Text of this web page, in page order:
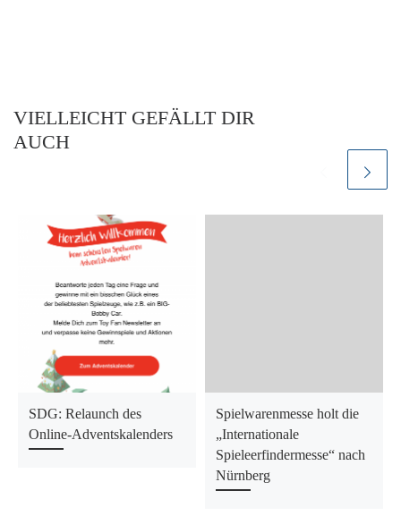
VIELLEICHT GEFÄLLT DIR
AUCH
SDG: Relaunch des
Online-Adventskalenders
Spielwarenmesse holt die
„Internationale
Spieleerfindermesse“ nach
Nürnberg